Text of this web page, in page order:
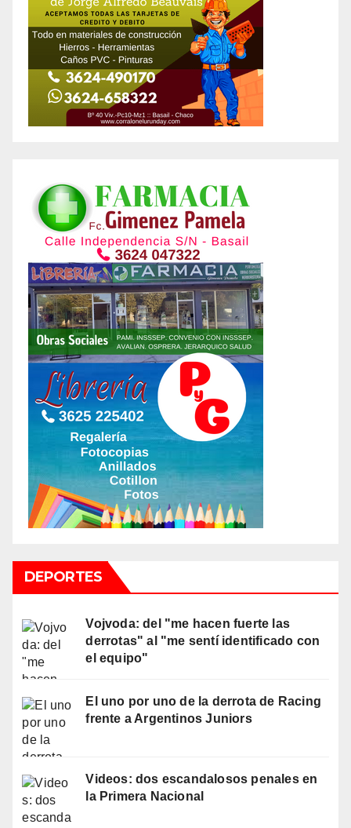
DEPORTES
Vojvoda: del "me hacen fuerte las
derrotas" al "me sentí identificado con
el equipo"
El uno por uno de la derrota de Racing
frente a Argentinos Juniors
Videos: dos escandalosos penales en
la Primera Nacional